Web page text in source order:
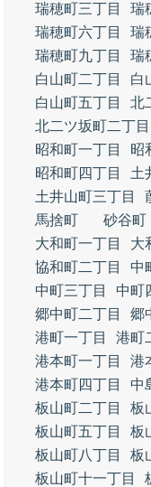
瑞穂町三丁目
瑞
瑞穂町六丁目
瑞
瑞穂町九丁目
瑞
白山町二丁目
白
白山町五丁目
北
北二ツ坂町二丁目
昭和町一丁目
昭
昭和町四丁目
土
土井山町三丁目
馬捨町
砂谷町
大和町一丁目
大
協和町二丁目
中
中町三丁目
中町
郷中町二丁目
郷
港町一丁目
港町
港本町一丁目
港
港本町四丁目
中
板山町二丁目
板
板山町五丁目
板
板山町八丁目
板
板山町十一丁目